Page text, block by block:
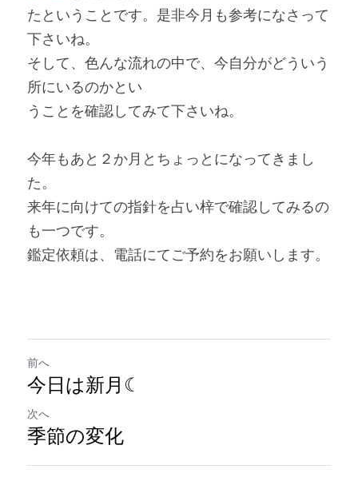
たということです。是非今月も参考になさって
下さいね。
そして、色んな流れの中で、今自分がどういう
所にいるのかとい
うことを確認してみて下さいね。
今年もあと２か月とちょっとになってきまし
た。
来年に向けての指針を占い梓で確認してみるの
も一つです。
鑑定依頼は、電話にてご予約をお願いします。
前へ
今日は新月☾
次へ
季節の変化